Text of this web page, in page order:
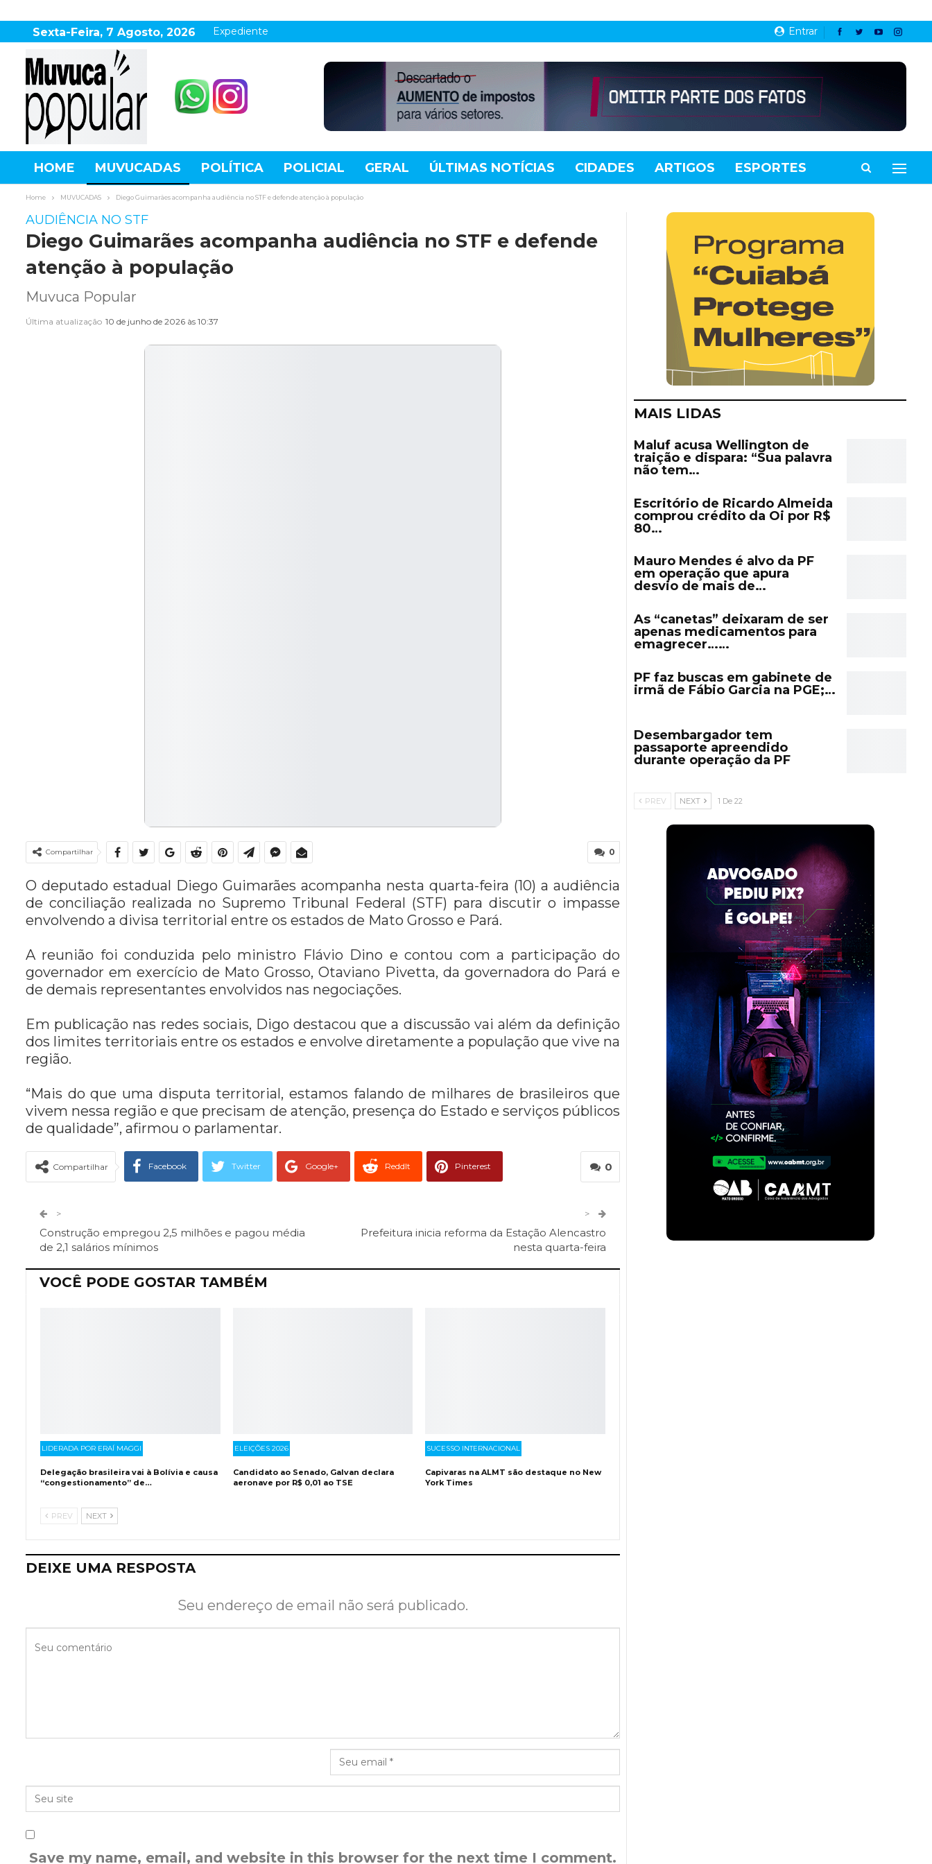
Entrar
Sexta-Feira, 7 Agosto, 2026 Expediente
HOME MUVUCADAS POLÍTICA POLICIAL GERAL ÚLTIMAS NOTÍCIAS CIDADES ARTIGOS ESPORTES
AGRONEGÓCIO DESTAQUES ESPORTE MUNDO
Home MUVUCADAS Diego Guimarães acompanha audiência no STF e defende atenção à população
AUDIÊNCIA NO STF
Diego Guimarães acompanha audiência no STF e defende
atenção à população
Muvuca Popular
Última atualização 10 de junho de 2026 às 10:37
0
Compartilhar
O deputado estadual Diego Guimarães acompanha nesta quarta-feira (10) a audiência
de conciliação realizada no Supremo Tribunal Federal (STF) para discutir o impasse
envolvendo a divisa territorial entre os estados de Mato Grosso e Pará.
A reunião foi conduzida pelo ministro Flávio Dino e contou com a participação do
governador em exercício de Mato Grosso, Otaviano Pivetta, da governadora do Pará e
de demais representantes envolvidos nas negociações.
Em publicação nas redes sociais, Digo destacou que a discussão vai além da definição
dos limites territoriais entre os estados e envolve diretamente a população que vive na
região.
“Mais do que uma disputa territorial, estamos falando de milhares de brasileiros que
vivem nessa região e que precisam de atenção, presença do Estado e serviços públicos
de qualidade”, afirmou o parlamentar.
0
Compartilhar Facebook Twitter Google+ ReddIt Pinterest
>
Construção empregou 2,5 milhões e pagou média
de 2,1 salários mínimos
>
Prefeitura inicia reforma da Estação Alencastro
nesta quarta-feira
VOCÊ PODE GOSTAR TAMBÉM
LIDERADA POR ERAÍ MAGGI
Delegação brasileira vai à Bolívia e causa
“congestionamento” de…
ELEIÇÕES 2026
Candidato ao Senado, Galvan declara
aeronave por R$ 0,01 ao TSE
SUCESSO INTERNACIONAL
Capivaras na ALMT são destaque no New
York Times
PREV NEXT
DEIXE UMA RESPOSTA
Seu endereço de email não será publicado.
Save my name, email, and website in this browser for the next time I comment.
MAIS LIDAS
Maluf acusa Wellington de
traição e dispara: “Sua palavra
não tem…
Escritório de Ricardo Almeida
comprou crédito da Oi por R$
80…
Mauro Mendes é alvo da PF
em operação que apura
desvio de mais de…
As “canetas” deixaram de ser
apenas medicamentos para
emagrecer……
PF faz buscas em gabinete de
irmã de Fábio Garcia na PGE;…
Desembargador tem
passaporte apreendido
durante operação da PF
PREV NEXT 1 De 22